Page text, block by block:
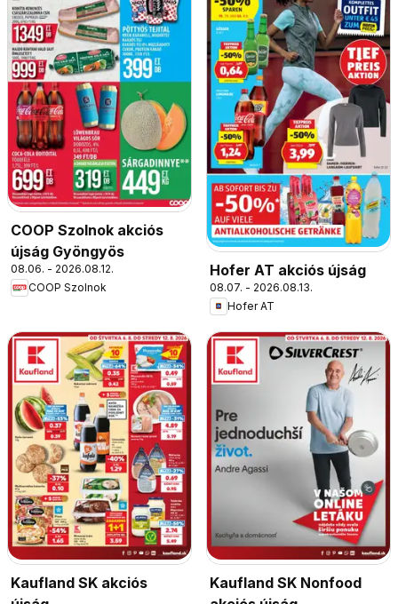
COOP Szolnok akciós
újság Gyöngyös
08.06. - 2026.08.12.
COOP Szolnok
Hofer AT akciós újság
08.07. - 2026.08.13.
Hofer AT
Kaufland SK akciós
Kaufland SK Nonfood